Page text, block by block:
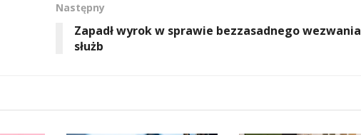
Następny
Zapadł wyrok w sprawie bezzasadnego wezwania
służb